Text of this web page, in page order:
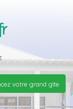
votre grand gîte